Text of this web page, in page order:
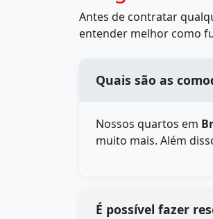
Antes de contratar
entender melhor como
Quais são as
Nossos quartos em
muito mais. Além
É possível fazer